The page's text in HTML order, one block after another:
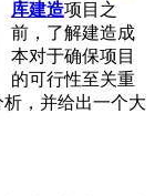
库建造项目之
前，了解建造成
本对于确保项目
的可行性至关重
，并给出一个大